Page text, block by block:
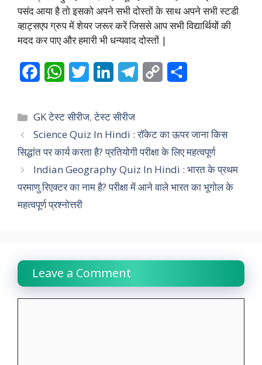
पसंद आया है तो इसको अपने सभी दोस्तों के साथ अपने सभी स्टडी
व्हाट्सएप ग्रुप में शेयर जरूर करें जिससे आप सभी विद्यार्थियों की
मदद कर पाए और हमारी भी धन्यवाद दोस्तों |
c
e
b
o
o
k
W
a
t
s
A
p
p
i
t
t
e
r
n
k
e
d
I
e
g
r
a
y
L
i
n
r
e
Categories
GK टेस्ट सीरीज,टेस्ट सीरीज
Science Quiz In Hindi : रॉकेट का ऊपर जाना किस
सिद्धांत पर कार्य करता है? प्रतियोगी परीक्षा के लिए महत्वपूर्ण
Indian Geography Quiz In Hindi : भारत के प्रथम
परमाणु रिएक्टर का नाम है? परीक्षा में आने वाले भारत का भूगोल के
महत्वपूर्ण प्रश्नोत्तरी
Leave a Comment